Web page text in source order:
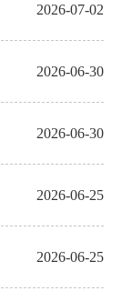
2026-07-02
2026-06-30
2026-06-30
2026-06-25
2026-06-25